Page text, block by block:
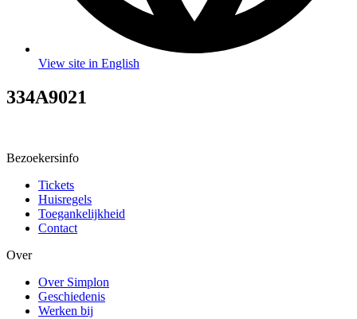
View site in English
334A9021
Bezoekersinfo
Tickets
Huisregels
Toegankelijkheid
Contact
Over
Over Simplon
Geschiedenis
Werken bij